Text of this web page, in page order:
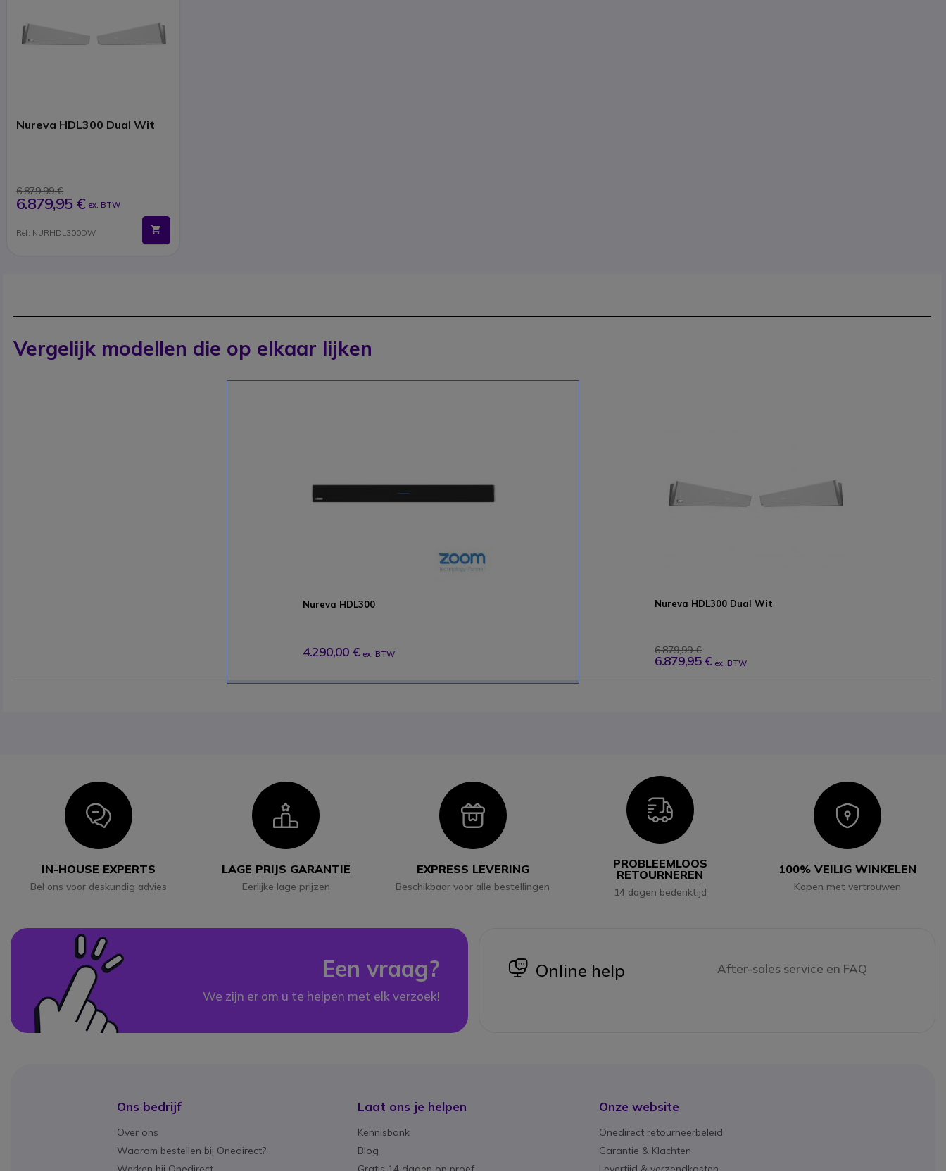
Nureva HDL300 Dual Wit
6.879,99 €
6.879,95 € ex. BTW
Ref: NURHDL300DW
Vergelijk modellen die op elkaar lijken
Nureva HDL300
4.290,00 € ex. BTW
Nureva HDL300 Dual Wit
6.879,99 €
6.879,95 € ex. BTW
Icon
IN-HOUSE EXPERTS
Bel ons voor deskundig advies
Icon
LAGE PRIJS GARANTIE
Eerlijke lage prijzen
Icon
EXPRESS LEVERING
Beschikbaar voor alle bestellingen
Icon
PROBLEEMLOOS
RETOURNEREN
14 dagen bedenktijd
Icon
100% VEILIG WINKELEN
Kopen met vertrouwen
Een vraag?
We zijn er om u te helpen met elk verzoek!
icon
Online help After-sales service en FAQ
Ons bedrijf
Over ons
Waarom bestellen bij Onedirect?
Laat ons je helpen
Kennisbank
Blog
Onze website
Onedirect retourneerbeleid
Garantie & Klachten